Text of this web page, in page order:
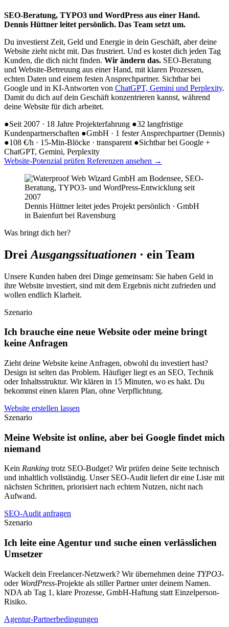
SEO-Beratung, TYPO3 und WordPress aus einer Hand.
Dennis Hüttner leitet persönlich. Das Team setzt um.
Du investierst Zeit, Geld und Energie in dein Geschäft, aber deine
Website zieht nicht mit. Das frustriert. Und es kostet dich jeden Tag
Kunden, die dich nicht finden. Wir ändern das. SEO-Beratung
und Website-Betreuung aus einer Hand, mit klaren Prozessen,
echten Daten und einem festen Ansprechpartner. Sichtbar bei
Google und in KI-Antworten von ChatGPT, Gemini und Perplexity.
Damit du dich auf dein Geschäft konzentrieren kannst, während
deine Website für dich arbeitet.
●Seit 2007 · 18 Jahre Projekterfahrung ●32 langfristige
Kundenpartnerschaften ●GmbH · 1 fester Ansprechpartner (Dennis)
●108 €/h · 15-Min-Blöcke · transparent ●Sichtbar bei Google +
ChatGPT, Gemini, Perplexity
Website-Potenzial prüfen Referenzen ansehen →
Dennis Hüttner leitet jedes Projekt persönlich · GmbH
in Baienfurt bei Ravensburg
Was bringt dich her?
Drei Ausgangssituationen · ein Team
Unsere Kunden haben drei Dinge gemeinsam: Sie haben Geld in
ihre Website investiert, sind mit dem Ergebnis nicht zufrieden und
wollen endlich Klarheit.
Szenario
Ich brauche eine neue Website oder meine bringt
keine Anfragen
Zieht deine Website keine Anfragen, obwohl du investiert hast?
Design ist selten das Problem. Häufiger liegt es an SEO, Technik
oder Inhaltsstruktur. Wir klären in 15 Minuten, wo es hakt. Du
bekommst einen klaren Plan, ohne Verpflichtung.
Website erstellen lassen
Szenario
Meine Website ist online, aber bei Google findet mich
niemand
Kein Ranking trotz SEO-Budget? Wir prüfen deine Seite technisch
und inhaltlich vollständig. Unser SEO-Audit liefert dir eine Liste mit
nächsten Schritten, priorisiert nach echtem Nutzen, nicht nach
Aufwand.
SEO-Audit anfragen
Szenario
Ich leite eine Agentur und suche einen verlässlichen
Umsetzer
Wackelt dein Freelancer-Netzwerk? Wir übernehmen deine TYPO3-
oder WordPress-Projekte als stiller Partner unter deinem Namen.
NDA ab Tag 1, klare Prozesse, GmbH-Haftung statt Einzelperson-
Risiko.
Agentur-Partnerbedingungen